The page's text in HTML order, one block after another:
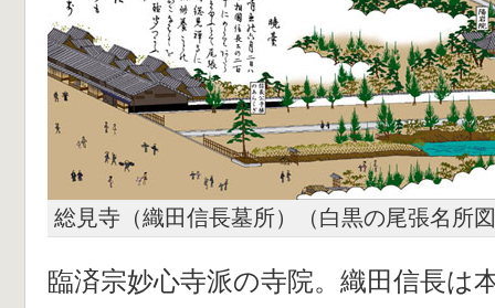
総見寺（織田信長墓所）（白黒の尾張名所
臨済宗妙心寺派の寺院。織田信長は